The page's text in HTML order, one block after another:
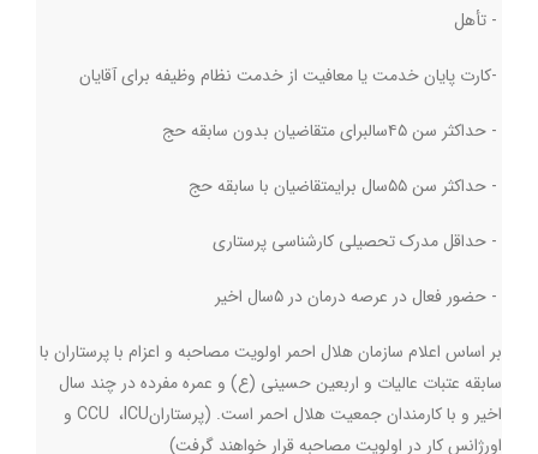
- تأهل
-کارت پایان خدمت یا معافیت از خدمت نظام وظیفه برای آقایان
- حداکثر سن ۴۵سالبرای متقاضیان بدون سابقه حج
- حداکثر سن ۵۵سال برایمتقاضیان با سابقه حج
- حداقل مدرک تحصیلی کارشناسی پرستاری
- حضور فعال در عرصه درمان در ۵سال اخیر
بر اساس اعلام سازمان هلال احمر اولویت مصاحبه و اعزام با پرستاران با
سابقه عتبات عالیات و اربعین حسینی (ع) و عمره مفرده در چند سال
اخیر و با کارمندان جمعیت هلال احمر است. (پرستارانICU، CCU و
اورژانس کار در اولویت مصاحبه قرار خواهند گرفت)